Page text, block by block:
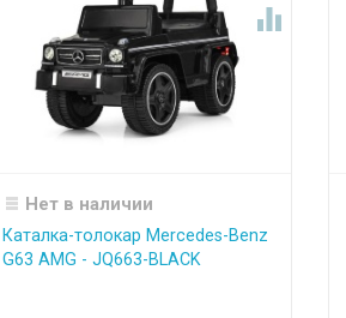

Нет в наличии
Каталка-толокар Mercedes-Benz
G63 AMG - JQ663-BLACK